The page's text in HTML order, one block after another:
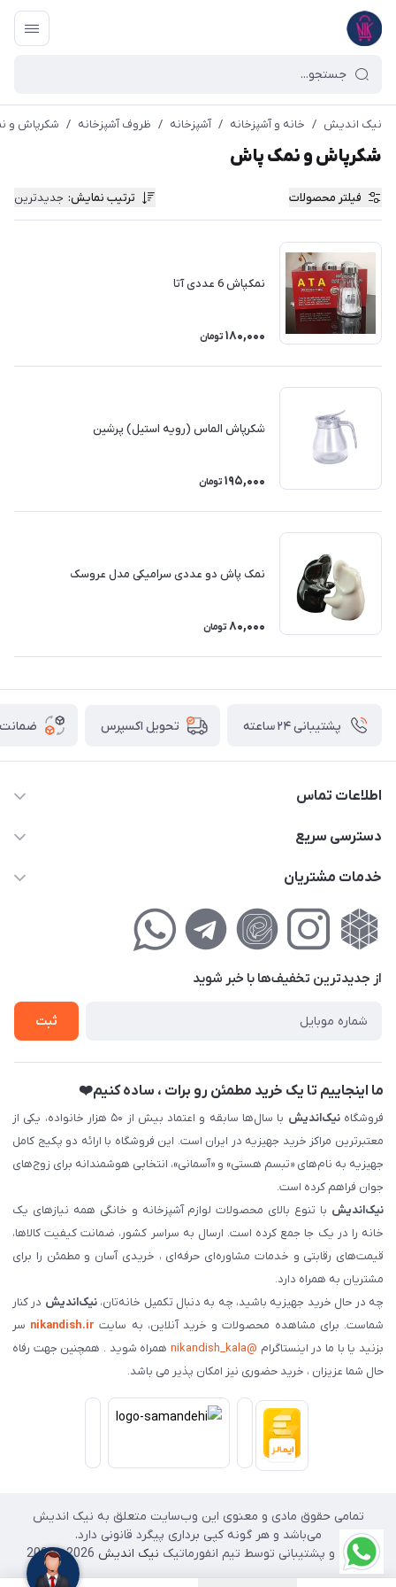
نیک اندیش / خانه و آشپزخانه / آشپزخانه / ظروف آشپزخانه / شکرپاش و
شکرپاش و نمک پاش
فیلتر محصولات ترتیب نمایش: جدیدترین
نمکپاش 6 عددی آتا
180,000 تومان
شکرپاش الماس (رویه استیل) پرشین
195,000 تومان
نمک پاش دو عددی سرامیکی مدل عروسک
80,000 تومان
پشتیبانی ۲۴ ساعته تحویل اکسپرس ضمانت
اطلاعات تماس
02177111474
کوچه گلریز 4 غربی ، پلاک 13
دسترسی سریع
حساب کاربری
لیست محصولات
خدمات مشتریان
راهنمای‌خرید‌آنلاین
حریم خصوصی
فروش‌اقساطی
از جدید‌ترین تخفیف‌ها با‌ خبر شوید
ثبت
ما اینجاییم تا یک خرید مطمئن رو برات ، ساده کنیم❤️
فروشگاهنیک‌اندیش
با سال‌ها سابقه و اعتماد بیش از ۵۰ هزار خانواده، یکی از
معتبرترین مراکز خرید جهیزیه در ایران است. این فروشگاه با ارائه دو پکیج کامل
جهیزیه به نام‌های «تبسم هستی» و «آسمانی»، انتخابی هوشمندانه برای زوج‌های
جوان فراهم کرده است.
نیک‌اندیش با تنوع بالای محصولات لوازم آشپزخانه و خانگی همه نیازهای یک
خانه را در یک جا جمع کرده است. ارسال به سراسر کشور، ضمانت کیفیت کالاها،
قیمت‌های رقابتی و خدمات مشاوره‌ای حرفه‌ای ، خریدی آسان و مطمئن را برای
مشتریان به همراه دارد.
چه در حال خرید جهیزیه باشید، چه به دنبال تکمیل خانه‌تان،نیک‌اندیش در کنار
شماست. برای مشاهده محصولات و خرید آنلاین، به سایت nikandish.ir سر
بزنید یا با ما در اینستاگرام @nikandish_kala
همراه شوید . همچنین جهت رفاه
حال شما عزیزان ، خرید حضوری نیز امکان پذیر می باشد.
تمامی حقوق مادی و معنوی این وب‌سایت متعلق به نیک اندیش
می‌باشد و هر گونه کپی برداری پیگرد قانونی دارد.
طراحی و پشتیبانی توسط تیم انفورماتیک نیک اندیش 2026 - 2025